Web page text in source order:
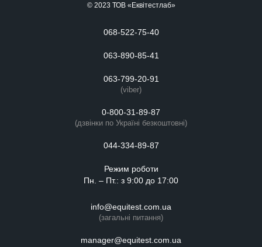
© 2023 ТОВ «Еквітестлаб»
068-522-75-40
063-890-85-41
063-799-20-91
(viber)
0-800-31-89-87
(дзвінки по Україні безкоштовні)
044-334-89-87
Режим роботи
Пн. – Пт.: з 9:00 до 17:00
info@equitest.com.ua
(загальні питання)
manager@equitest.com.ua